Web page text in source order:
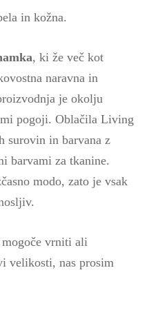
in kožna.
, ki že več kot
naravna in
je okolju
pogoji. Oblačila Living
surovin in barvana z
barvami za tkanine.
modo, zato je vsak
vrniti ali
velikosti, nas prosim